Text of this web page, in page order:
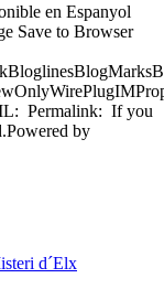
en Espanyol
Save to Browser
Permalink: If you
by
d´Elx